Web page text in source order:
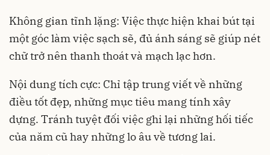
Không gian tĩnh lặng: Việc thực hiện khai bút tại
một góc làm việc sạch sẽ, đủ ánh sáng sẽ giúp nét
chữ trở nên thanh thoát và mạch lạc hơn.
Nội dung tích cực: Chỉ tập trung viết về những
điều tốt đẹp, những mục tiêu mang tính xây
dựng. Tránh tuyệt đối việc ghi lại những hối tiếc
của năm cũ hay những lo âu về tương lai.